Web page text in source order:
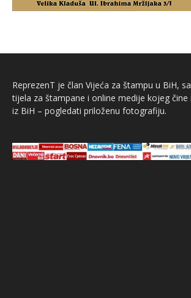
ReprezenT je član Vijeća za štampu u BiH,
tijela za štampane i online medije kojeg
iz BiH – pogledati priloženu fotografiju.